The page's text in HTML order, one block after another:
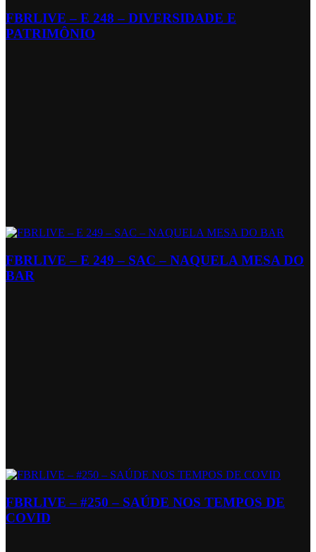
FBRLIVE – E 248 – DIVERSIDADE E
PATRIMÔNIO
FBRLIVE – E 249 – SAC – NAQUELA MESA DO
BAR
FBRLIVE – #250 – SAÚDE NOS TEMPOS DE
COVID